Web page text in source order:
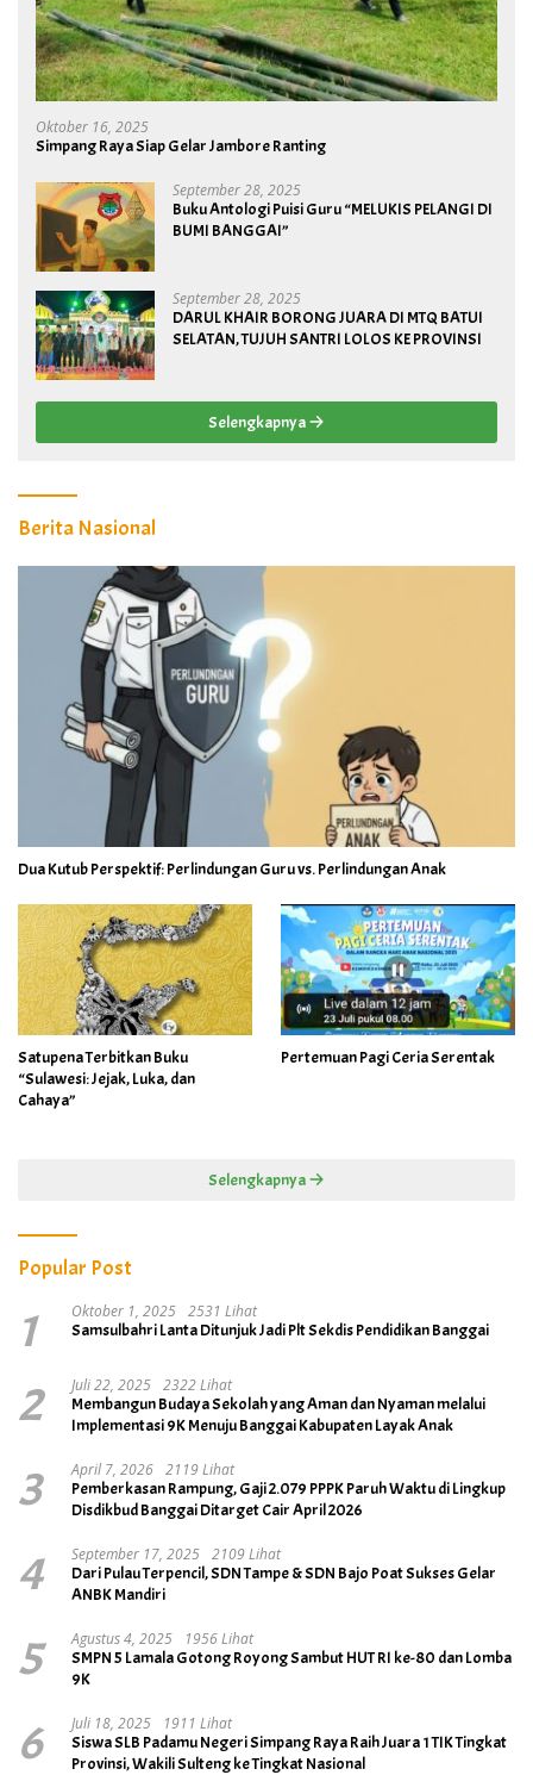
Oktober 16, 2025
Simpang Raya Siap Gelar Jambore Ranting
September 28, 2025
Buku Antologi Puisi Guru “MELUKIS PELANGI DI
BUMI BANGGAI”
September 28, 2025
DARUL KHAIR BORONG JUARA DI MTQ BATUI
SELATAN, TUJUH SANTRI LOLOS KE PROVINSI
Selengkapnya
Berita Nasional
Dua Kutub Perspektif: Perlindungan Guru vs. Perlindungan Anak
Satupena Terbitkan Buku
“Sulawesi: Jejak, Luka, dan
Cahaya”
Pertemuan Pagi Ceria Serentak
Selengkapnya
Popular Post
1 Oktober 1, 2025 2531 Lihat
Samsulbahri Lanta Ditunjuk Jadi Plt Sekdis Pendidikan Banggai
2 Juli 22, 2025 2322 Lihat
Membangun Budaya Sekolah yang Aman dan Nyaman melalui
Implementasi 9K Menuju Banggai Kabupaten Layak Anak
3 April 7, 2026 2119 Lihat
Pemberkasan Rampung, Gaji 2.079 PPPK Paruh Waktu di Lingkup
Disdikbud Banggai Ditarget Cair April 2026
4 September 17, 2025 2109 Lihat
Dari Pulau Terpencil, SDN Tampe & SDN Bajo Poat Sukses Gelar
ANBK Mandiri
5 Agustus 4, 2025
1956 Lihat
SMPN 5 Lamala Gotong Royong Sambut HUT RI ke-80 dan Lomba
9K
6 Juli 18, 2025
1911 Lihat
Siswa SLB Padamu Negeri Simpang Raya Raih Juara 1 TIK Tingkat
Provinsi, Wakili Sulteng ke Tingkat Nasional